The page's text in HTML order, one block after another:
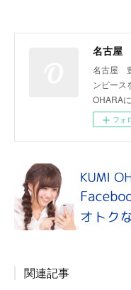
名古屋
ンピース
OHARA
フォ
関連記事